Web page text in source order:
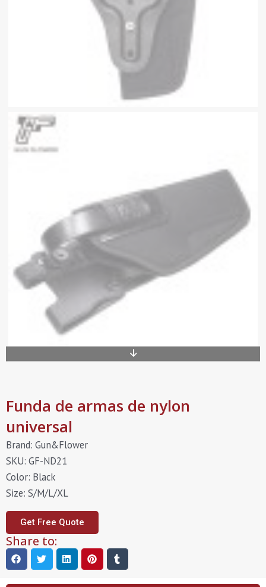
Funda de armas de nylon
universal
Brand: Gun&Flower
SKU: GF-ND21
Color: Black
Size: S/M/L/XL
Get Free Quote
Share to: